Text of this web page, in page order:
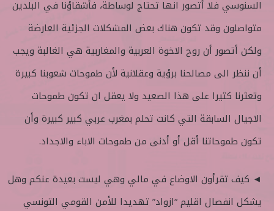
السنوسي فلا أتصور انها تحتاج لوساطة، فأشقاؤنا في البلدين
متواصلون وقد تكون هناك بعض المشكلات الجزئية العارضة
ولكن أتصور أن روح الاخوة العربية والمغاربية هي الغالبة ويجب
أن ننظر الى مصالحنا برؤية وعقلانية لأن طموحات شعوبنا كبيرة
وتعثرنا كثيرا على هذا الصعيد ولا يعقل ان تكون طموحات
الاجيال السابقة التي كانت تحلم بمغرب عربي كبير كبيرة وأن
تكون طموحاتنا أقل أو أدنى من طموحات الاباء والاجداد.
◄ كيف تقرأون الاوضاع في مالي وهي ليست بعيدة عنكم وهل
يشكل انفصال اقليم “ازواد” تهديدا للأمن القومي التونسي